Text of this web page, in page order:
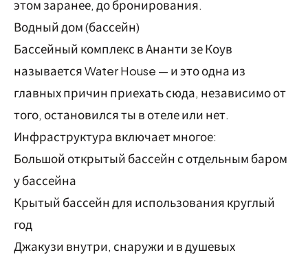
этом заранее, до бронирования.
Водный дом (бассейн)
Бассейный комплекс в Ананти зе Коув
называется Water House — и это одна из
главных причин приехать сюда, независимо от
того, остановился ты в отеле или нет.
Инфраструктура включает многое:
Большой открытый бассейн с отдельным баром
у бассейна
Крытый бассейн для использования круглый
год
Джакузи внутри, снаружи и в душевых